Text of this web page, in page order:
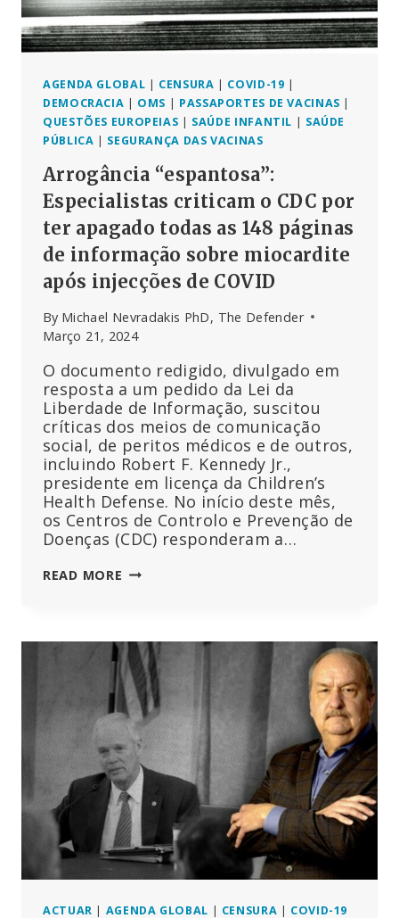
AGENDA GLOBAL | CENSURA | COVID-19 |
DEMOCRACIA | OMS | PASSAPORTES DE VACINAS |
QUESTÕES EUROPEIAS | SAÚDE INFANTIL | SAÚDE
PÚBLICA | SEGURANÇA DAS VACINAS
Arrogância “espantosa”:
Especialistas criticam o CDC por
ter apagado todas as 148 páginas
de informação sobre miocardite
após injecções de COVID
By Michael Nevradakis PhD, The Defender
Março 21, 2024
O documento redigido, divulgado em
resposta a um pedido da Lei da
Liberdade de Informação, suscitou
críticas dos meios de comunicação
social, de peritos médicos e de outros,
incluindo Robert F. Kennedy Jr.,
presidente em licença da Children’s
Health Defense. No início deste mês,
os Centros de Controlo e Prevenção de
Doenças (CDC) responderam a…
READ MORE ARROGÂNCIA
O
CDC
POR
TER
APAGADO
TODAS
AS
148
PÁGINAS
DE
INFORMAÇÃO
SOBRE
MIOCARDITE
INJECÇÕES
ACTUAR | AGENDA GLOBAL | CENSURA | COVID-19